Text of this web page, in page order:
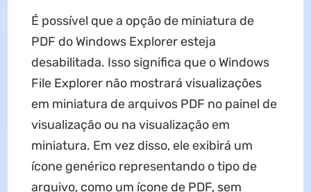
É possível que a opção de miniatura de
PDF do Windows Explorer esteja
desabilitada. Isso significa que o Windows
File Explorer não mostrará visualizações
em miniatura de arquivos PDF no painel de
visualização ou na visualização em
miniatura. Em vez disso, ele exibirá um
ícone genérico representando o tipo de
arquivo, como um ícone de PDF, sem